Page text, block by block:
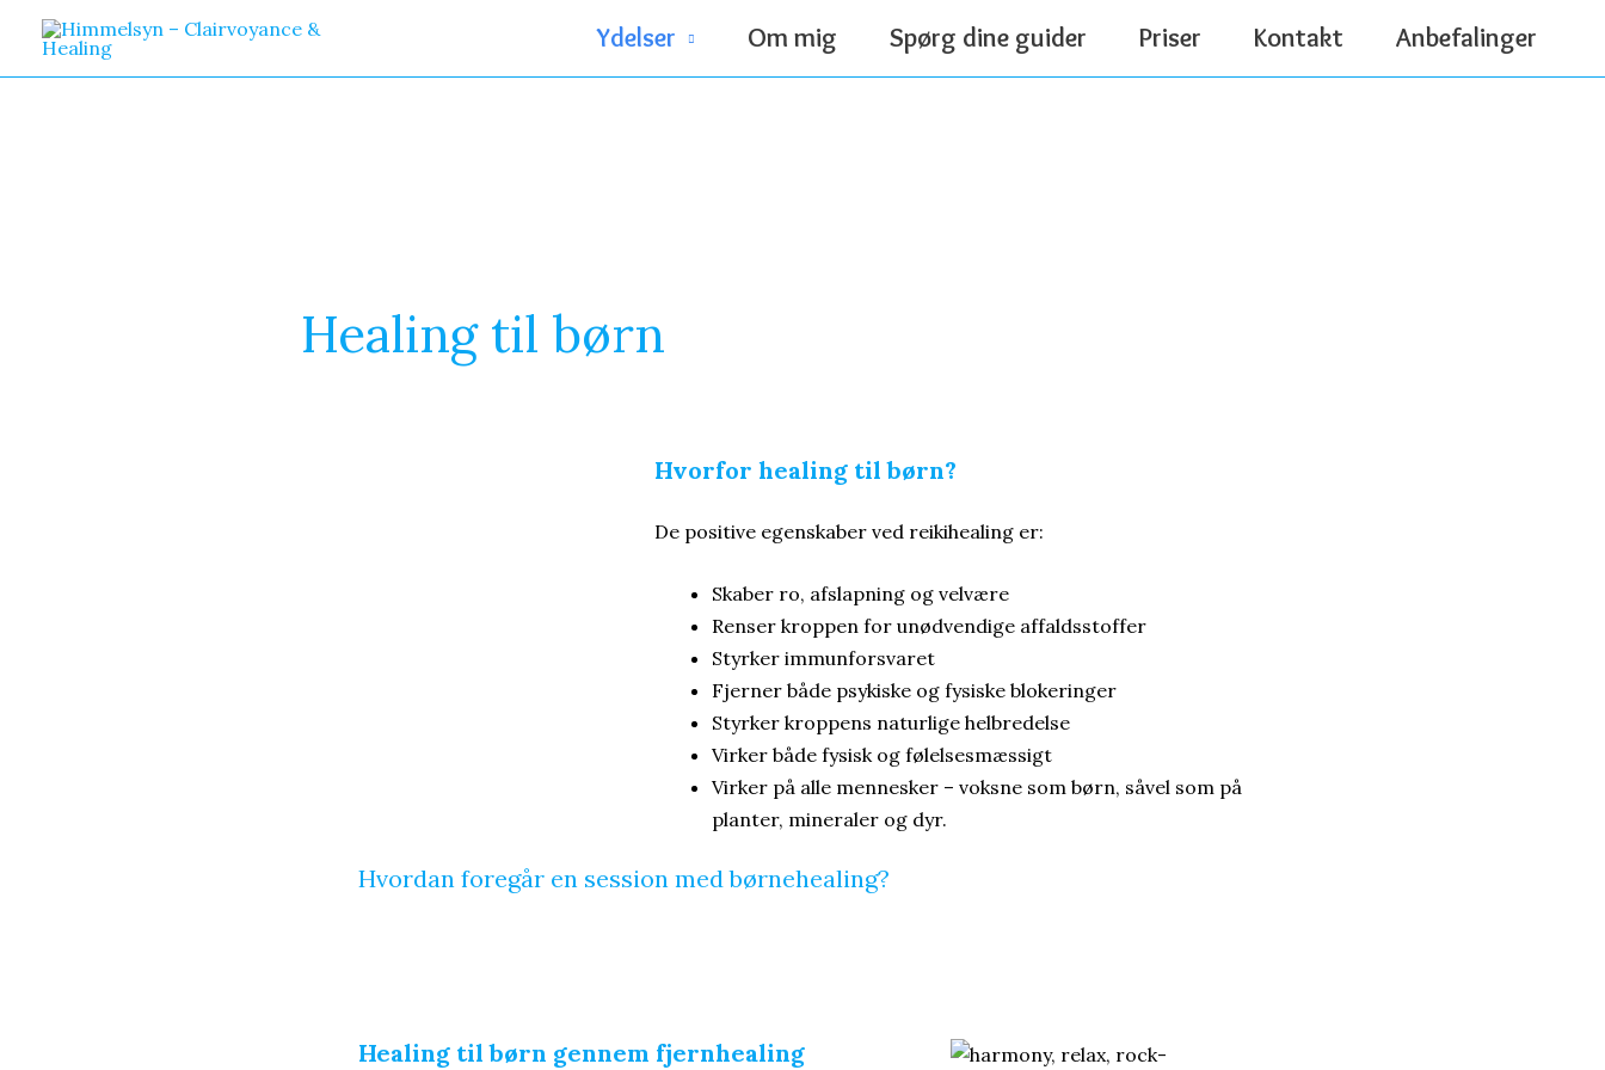
indholdet
Ydelser Om mig Spørg dine guider Priser Kontakt Anbefalinger
Healing til børn
Hvorfor healing til børn?
De positive egenskaber ved reikihealing er:
Skaber ro, afslapning og velvære
Renser kroppen for unødvendige affaldsstoffer
Styrker immunforsvaret
Fjerner både psykiske og fysiske blokeringer
Styrker kroppens naturlige helbredelse
Virker både fysisk og følelsesmæssigt
Virker på alle mennesker – voksne som børn, såvel som på
planter, mineraler og dyr.
Hvordan foregår en session med børnehealing?
Healing til børn gennem fjernhealing